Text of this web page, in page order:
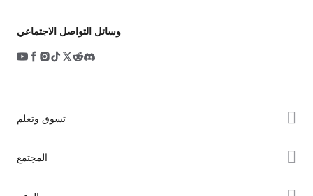
وسائل التواصل الاجتماعي
تسوق وتعلم
المجتمع